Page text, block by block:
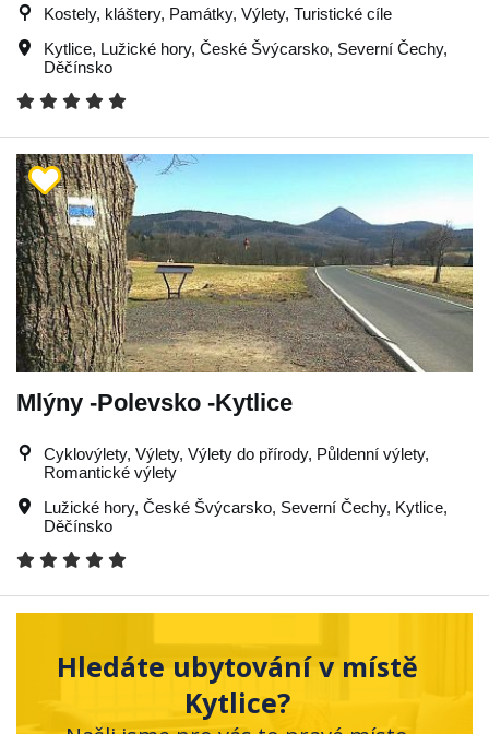
Kostely, kláštery, Památky, Výlety, Turistické cíle
Kytlice, Lužické hory, České Švýcarsko, Severní Čechy,
Děčínsko
Mlýny -Polevsko -Kytlice
Cyklovýlety, Výlety, Výlety do přírody, Půldenní výlety,
Romantické výlety
Lužické hory, České Švýcarsko, Severní Čechy, Kytlice,
Děčínsko
Hledáte ubytování v místě
Kytlice?